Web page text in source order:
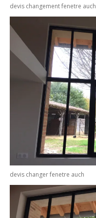
devis changement fenetre auch
devis changer fenetre auch